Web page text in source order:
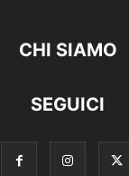
CHI SIAMO
SEGUICI